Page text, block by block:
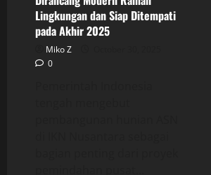
Untuk
Kota
Indonesia
Baru
Lingkungan dan Siap Ditempati
pada Akhir 2025
Miko Z
0